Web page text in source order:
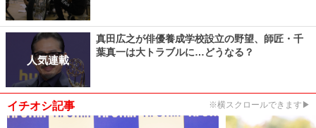
人気連載
真田広之が俳優養成学校設立の野望、師匠・千
葉真一は大トラブルに…どうなる？
イチオシ記事 ※横スクロールできます▶